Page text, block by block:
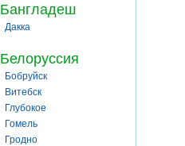
Бангладеш
Дакка
Белоруссия
Бобруйск
Витебск
Глубокое
Гомель
Гродно